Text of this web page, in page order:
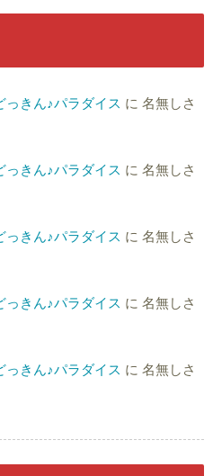
きん♪パラダイス に 名無しさ
きん♪パラダイス に 名無しさ
きん♪パラダイス に 名無しさ
きん♪パラダイス に 名無しさ
きん♪パラダイス に 名無しさ